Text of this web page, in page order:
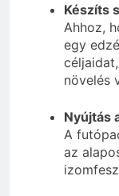
Készíts
Ahhoz,
egy
növelés
Nyújtás
A
az